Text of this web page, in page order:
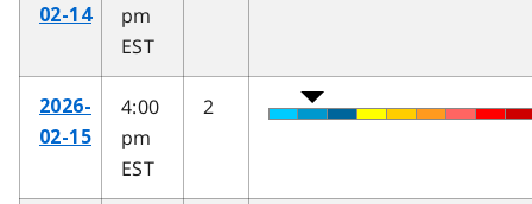
02-14
pm
EST
2026-
02-15
4:00
pm
EST
2